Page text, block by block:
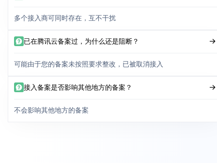
多个接入商可同时存在，互不干扰
已在腾讯云备案过，为什么还是阻断？
可能由于您的备案未按照要求整改，已被取消接入
接入备案是否影响其他地方的备案？
不会影响其他地方的备案